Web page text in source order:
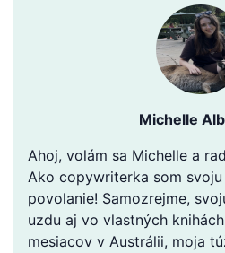
Michelle
Ahoj, volám sa Michelle a
Ako copywriterka som svoju
povolanie! Samozrejme,
uzdu aj vo vlastných
mesiacov v Austrálii, moja